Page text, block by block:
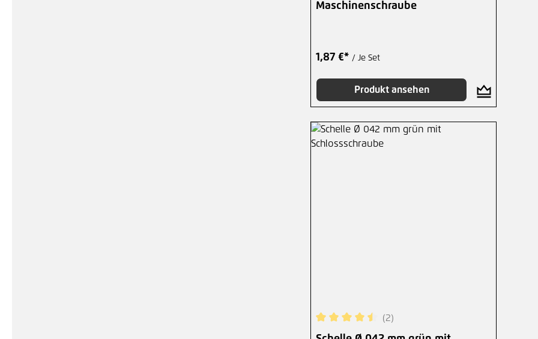
Maschinenschraube
1,87 €* / Je Set
Produkt ansehen
Durchschnittliche Bewertung von 4.5 von 5
(2)